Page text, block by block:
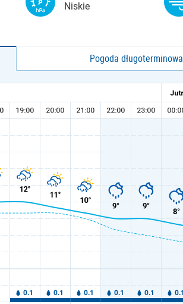
Niskie
Pogoda długoterminowa